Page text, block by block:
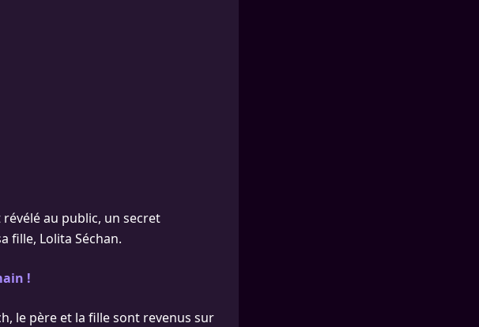
au public, un secret
fille, Lolita Séchan.
!
le père et la fille sont revenus sur